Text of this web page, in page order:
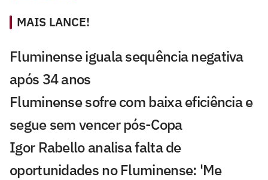
MAIS LANCE!
Fluminense iguala sequência negativa
após 34 anos
Fluminense sofre com baixa eficiência e
segue sem vencer pós-Copa
Igor Rabello analisa falta de
oportunidades no Fluminense: 'Me